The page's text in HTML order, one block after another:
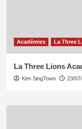
Académies La Three
La Three Lions
Ken SingTown 23/